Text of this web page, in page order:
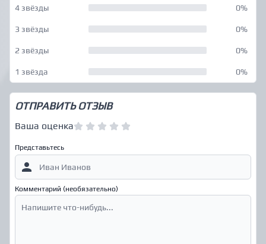
4 звёзды 0%
3 звёзды 0%
2 звёзды 0%
1 звёзда 0%
ОТПРАВИТЬ ОТЗЫВ
Ваша оценка
Представьтесь
Комментарий (необязательно)